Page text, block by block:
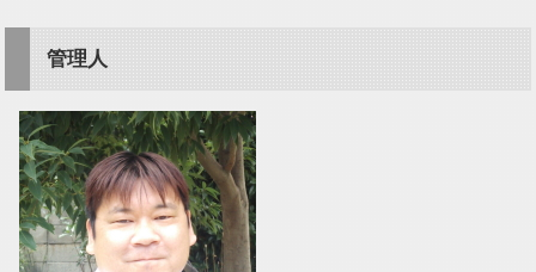
管理人